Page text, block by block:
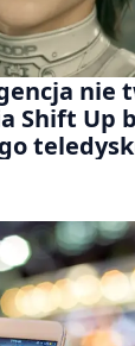
nie
Shift Up
Rain